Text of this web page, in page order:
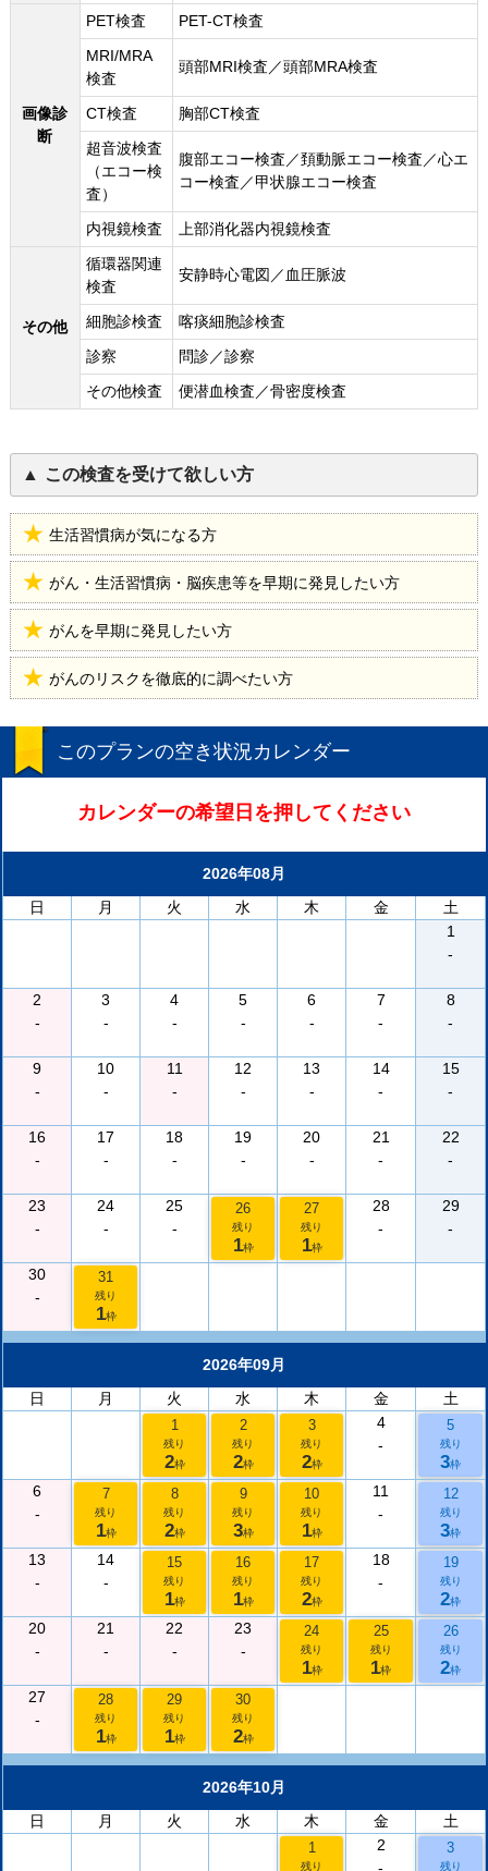
画像診
断
PET検査
PET-CT検査
MRI/MRA
検査
頭部MRI検査／頭部MRA検査
CT検査
胸部CT検査
超音波検査
（エコー検
査）
腹部エコー検査／頚動脈エコー検査／心エ
コー検査／甲状腺エコー検査
内視鏡検査 上部消化器内視鏡検査
その他
循環器関連
検査
安静時心電図／血圧脈波
細胞診検査
喀痰細胞診検査
診察
問診／診察
その他検査
便潜血検査／骨密度検査
この検査を受けて欲しい方
生活習慣病が気になる方
がん・生活習慣病・脳疾患等を早期に発見したい方
がんを早期に発見したい方
がんのリスクを徹底的に調べたい方
このプランの空き状況カレンダー
カレンダーの希望日を押してください
2026年08月
日
月 火 水 木 金
土
1
-
2
-
3
-
4
-
5
-
6
-
7
-
8
-
9
-
10
-
11
-
12
-
13
-
14
-
15
-
16
-
17
-
18
-
19
-
20
-
21
-
22
-
23
-
24
-
25
-
26
残り
1枠
27
残り
1枠
28
-
29
-
30
-
31
残り
1枠
2026年09月
日
月 火 水 木 金 土
1
残り
2枠
2
残り
2枠
3
残り
2枠
4
-
5
残り
3枠
6
-
7
残り
1枠
8
残り
2枠
9
残り
3枠
10
残り
1枠
11
-
12
残り
3枠
13
-
14
-
15
残り
1枠
16
残り
1枠
17
残り
2枠
18
-
19
残り
2枠
20
-
21
-
22
-
23
-
24
残り
1枠
25
残り
1枠
26
残り
2枠
27
-
28
残り
1枠
29
残り
1枠
30
残り
2枠
2026年10月
日
月 火 水 木 金 土
1
残り
2
3
残り